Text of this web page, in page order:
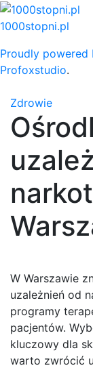
Skip
to
1000stopni.pl
Proudly powered
Profoxstudio.
Zdrowie
W Warszawie
uzależnień od
programy
pacjentów.
kluczowy dla
warto zwrócić